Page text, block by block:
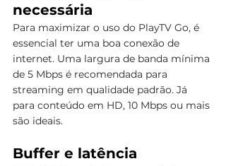
necessária
Para maximizar o uso do PlayTV Go, é
essencial ter uma boa conexão de
internet. Uma largura de banda mínima
de 5 Mbps é recomendada para
streaming em qualidade padrão. Já
para conteúdo em HD, 10 Mbps ou mais
são ideais.
Buffer e latência